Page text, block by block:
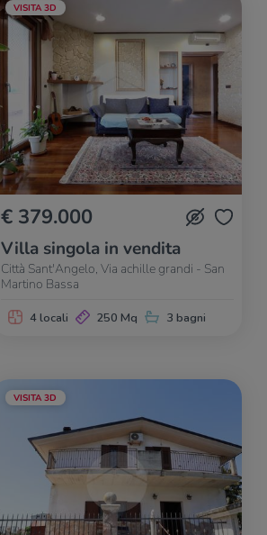
VISITA 3D
€ 379.000
Villa singola in vendita
Città Sant'Angelo, Via achille grandi - San
Martino Bassa
4 locali 250 Mq 3 bagni
VISITA 3D